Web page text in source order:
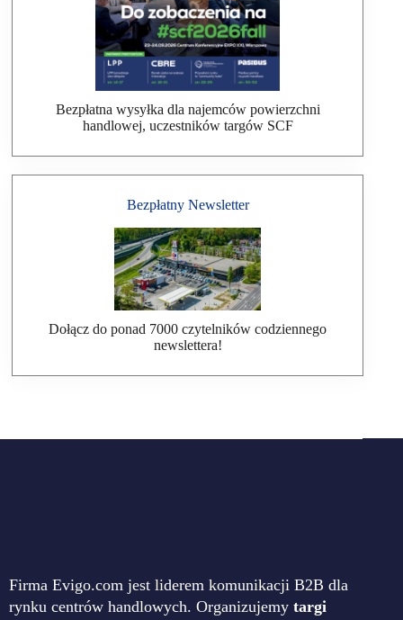
Bezpłatna wysyłka dla najemców powierzchni
handlowej, uczestników targów SCF
Bezpłatny Newsletter
Dołącz do ponad 7000 czytelników codziennego
newslettera!
Firma Evigo.com jest liderem komunikacji B2B dla
rynku centrów handlowych. Organizujemy targi